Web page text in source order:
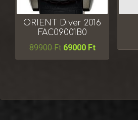
ORIENT Diver 2016
FAC09001B0
89900Ft 69000 Ft